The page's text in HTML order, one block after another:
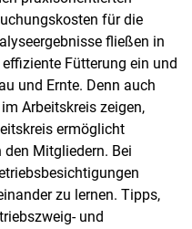
für die
fließen in
Fütterung ein und
und Ernte. Denn auch
Arbeitskreis zeigen,
ermöglicht
Mitgliedern. Bei
zu lernen. Tipps,
und